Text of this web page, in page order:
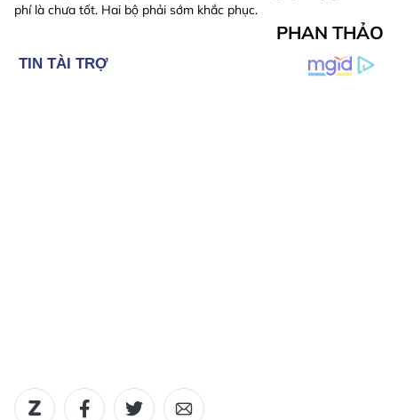
phí là chưa tốt. Hai bộ phải sớm khắc phục.
PHAN THẢO